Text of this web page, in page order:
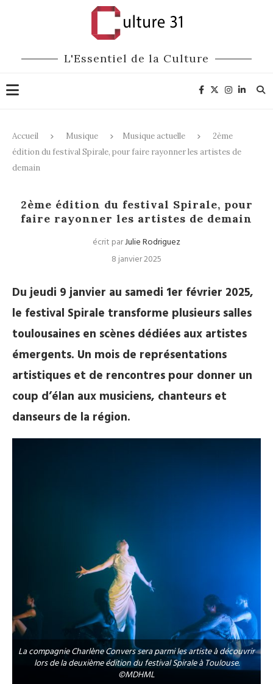
L'Essentiel de la Culture
Accueil Musique Musique actuelle
2ème
édition du festival Spirale, pour faire rayonner les artistes de
demain
2ème édition du festival Spirale, pour
faire rayonner les artistes de demain
écrit parJulie Rodriguez
8 janvier 2025
Du jeudi 9 janvier au samedi 1er février 2025,
le festival Spirale transforme plusieurs salles
toulousaines en scènes dédiées aux artistes
émergents. Un mois de représentations
artistiques et de rencontres pour donner un
coup d’élan aux musiciens, chanteurs et
danseurs de la région.
La compagnie Charlène Convers sera parmi les artiste à découvrir
lors de la deuxième édition du festival Spirale à Toulouse.
©MDHML